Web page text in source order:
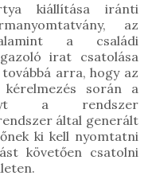
kiállítása iránti
az
a családi
irat csatolása
arra, hogy az
során a
a rendszer
által generált
ki kell nyomtatni
követően csatolni